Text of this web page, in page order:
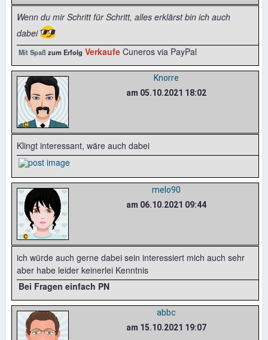
Wenn du mir Schritt für Schritt, alles erklärst bin ich auch
dabei😎
Mit Spaßzum Erfolg Verkaufe Cuneros via PayPal
Knorre
am 05.10.2021 18:02
Klingt interessant, wäre auch dabei
melo90
am 06.10.2021 09:44
ich würde auch gerne dabei sein interessiert mich auch sehr
aber habe leider keinerlei Kenntnis
Bei Fragen einfach PN
abbc
am 15.10.2021 19:07